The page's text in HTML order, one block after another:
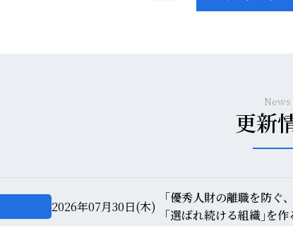
News
更新
2026年07月30日(木)
｢優秀人財の離職を防ぐ
｢選ばれ続ける組織｣を